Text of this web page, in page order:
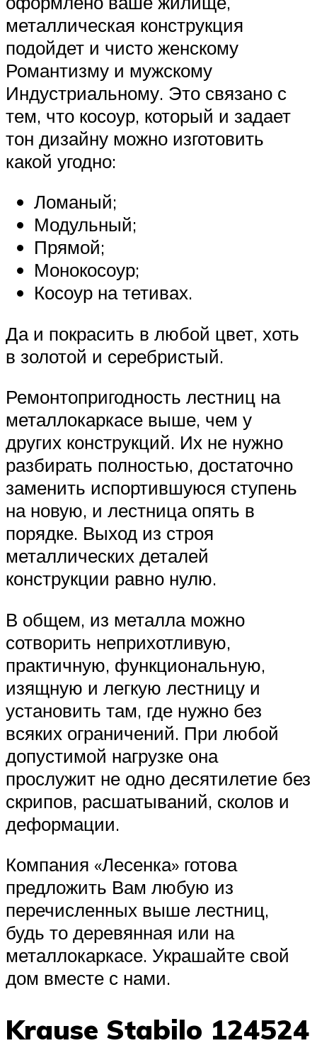
металлическая конструкция
подойдет и чисто женскому
Романтизму и мужскому
Индустриальному. Это связано с
тем, что косоур, который и задает
тон дизайну можно изготовить
какой угодно:
Ломаный;
Модульный;
Прямой;
Монокосоур;
Косоур на тетивах.
Да и покрасить в любой цвет, хоть
в золотой и серебристый.
Ремонтопригодность лестниц на
металлокаркасе выше, чем у
других конструкций. Их не нужно
разбирать полностью, достаточно
заменить испортившуюся ступень
на новую, и лестница опять в
порядке. Выход из строя
металлических деталей
конструкции равно нулю.
В общем, из металла можно
сотворить неприхотливую,
практичную, функциональную,
изящную и легкую лестницу и
установить там, где нужно без
всяких ограничений. При любой
допустимой нагрузке она
прослужит не одно десятилетие без
скрипов, расшатываний, сколов и
деформации.
Компания «Лесенка» готова
предложить Вам любую из
перечисленных выше лестниц,
будь то деревянная или на
металлокаркасе. Украшайте свой
дом вместе с нами.
Krause Stabilo 124524